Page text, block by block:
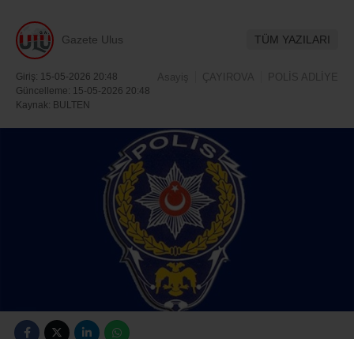
Gazete Ulus TÜM YAZILARI
Giriş: 15-05-2026 20:48
Güncelleme: 15-05-2026 20:48
Kaynak: BULTEN
Asayiş ÇAYIROVA POLİS ADLİYE